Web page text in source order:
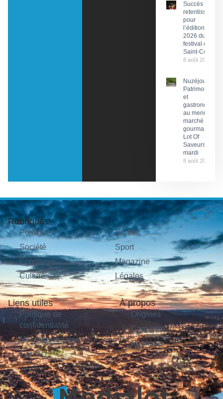
Succès
retentissant
pour
l’édition
2026 du
festival de
Saint-Céré
8 août 2026
Nuzéjouls :
Patrimoine
et
gastronomie
au menu du
marché
gourmand
Lot Of
Saveurs ce
mardi
8 août 2026
Rubriques
Politique
Société
Économie
Culture
Sorties
Sport
Magazine
Légales
Liens utiles
Politique de
confidentialité
Mentions légales
Contact
À propos
Origines
Carrières
Publicité